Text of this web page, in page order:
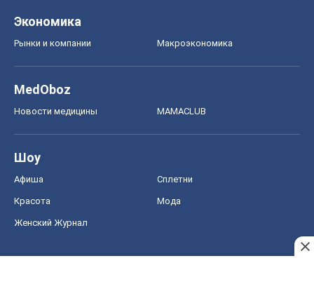
Экономика
Рынки и компании Mакроэкономика
MedOboz
Новости медицины MAMACLUB
Шоу
Афиша Сплетни
Красота Мода
Женский Журнал